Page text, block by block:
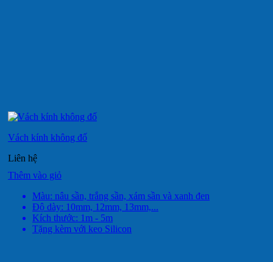
Vách kính không đố
Liên hệ
Thêm vào giỏ
Màu: nâu sần, trắng sần, xám sần và xanh đen
Độ dày: 10mm, 12mm, 13mm,...
Kích thước: 1m - 5m
Tặng kèm với keo Silicon